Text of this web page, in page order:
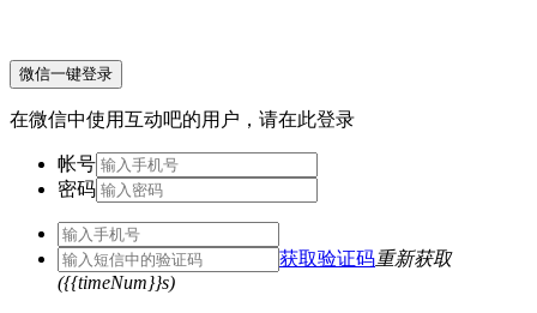
微信一键登录
在微信中使用互动吧的用户，请在此登录
帐号
密码
获取验证码重新获取
({{timeNum}}s)